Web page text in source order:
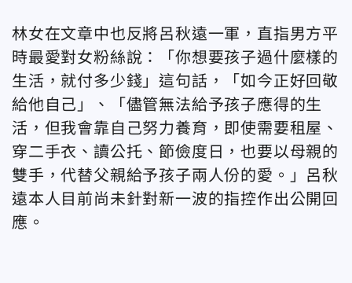
林女在文章中也反將呂秋遠一軍，直指男方平
時最愛對女粉絲說：「你想要孩子過什麼樣的
生活，就付多少錢」這句話，「如今正好回敬
給他自己」、「儘管無法給予孩子應得的生
活，但我會靠自己努力養育，即使需要租屋、
穿二手衣、讀公托、節儉度日，也要以母親的
雙手，代替父親給予孩子兩人份的愛。」呂秋
遠本人目前尚未針對新一波的指控作出公開回
應。